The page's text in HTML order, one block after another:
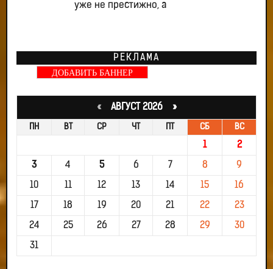
уже не престижно, а
РЕКЛАМА
ДОБАВИТЬ БАННЕР
«АВГУСТ 2026 »
ПН ВТ СР ЧТ ПТ СБ ВС
1 2
3 4 5 6 7 8 9
10 11 12 13 14 15 16
17 18 19 20 21 22 23
24 25 26 27 28 29 30
31